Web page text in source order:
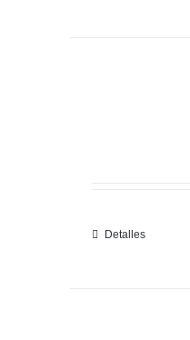
Detalles